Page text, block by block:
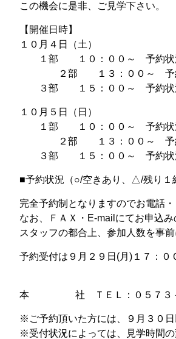
この機会に是非、ご見学下さい。
【開催日時】
１０月４日（土）
１部 １０：００～ 予約状
２部 １３：００～ 予約
３部 １５：００～ 予約状
１０月５日（日）
１部 １０：００～ 予約状
２部 １３：００～ 予約
３部 １５：００～ 予約状
■予約状況（○/空きあり、△/残り１
完全予約制となりますのでお電話
なお、ＦＡＸ・E-mailにてお申込
スタッフの都合上、参加人数を事
予約受付は９月２９日(月)１７：０
本 社 ＴＥＬ：０５７３－７
※ご予約頂いた方には、９月３０日
※受付状況によっては、見学時間の